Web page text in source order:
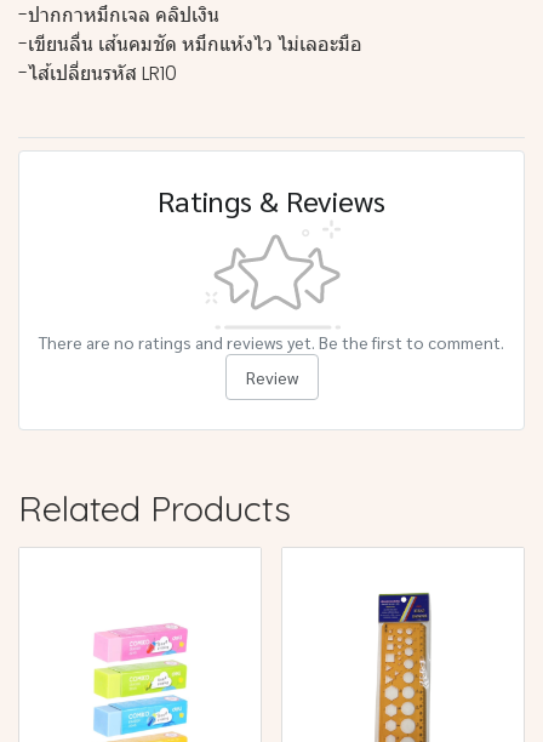
-ปากกาหมึกเจล คลิปเงิน
-เขียนลื่น เส้นคมชัด หมึกแห้งไว ไม่เลอะมือ
-ไส้เปลี่ยนรหัส LR10
Ratings & Reviews
There are no ratings and reviews yet. Be the first to comment.
Review
Related Products